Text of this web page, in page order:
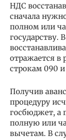
НДС
сначала
полном или
государству.
отражается в
строкам 090
Получив
процедуру
госбюджет, а
полную или
вычетам. В